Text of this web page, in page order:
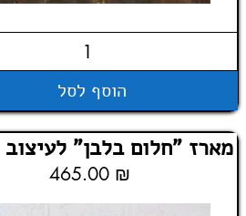
הוסף לסל
מארז "חלום בלבן"
465.00 ₪